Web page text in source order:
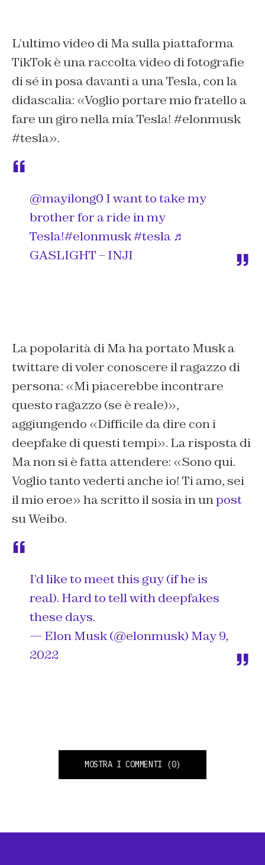
L’ultimo video di Ma sulla piattaforma
TikTok è una raccolta video di fotografie
di sé in posa davanti a una Tesla, con la
didascalia: «Voglio portare mio fratello a
fare un giro nella mia Tesla! #elonmusk
#tesla».
@mayilong0 I want to take my
brother for a ride in my
Tesla!#elonmusk#tesla ♬
GASLIGHT – INJI
La popolarità di Ma ha portato Musk a
twittare di voler conoscere il ragazzo di
persona: «Mi piacerebbe incontrare
questo ragazzo (se è reale)»,
aggiungendo «Difficile da dire con i
deepfake di questi tempi». La risposta di
Ma non si è fatta attendere: «Sono qui.
Voglio tanto vederti anche io! Ti amo, sei
il mio eroe» ha scritto il sosia in unpost
su Weibo.
I’d like to meet this guy (if he is
real). Hard to tell with deepfakes
these days.
— Elon Musk (@elonmusk) May 9,
2022
MOSTRA I COMMENTI (0)